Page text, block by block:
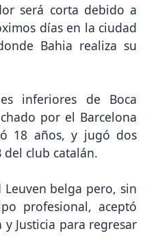
será corta debido a
días en la ciudad
Bahia realiza su
inferiores de Boca
por el Barcelona
18 años, y jugó dos
club catalán.
belga pero, sin
profesional, aceptó
Justicia para regresar